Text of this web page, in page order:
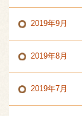
2019年9月
2019年8月
2019年7月